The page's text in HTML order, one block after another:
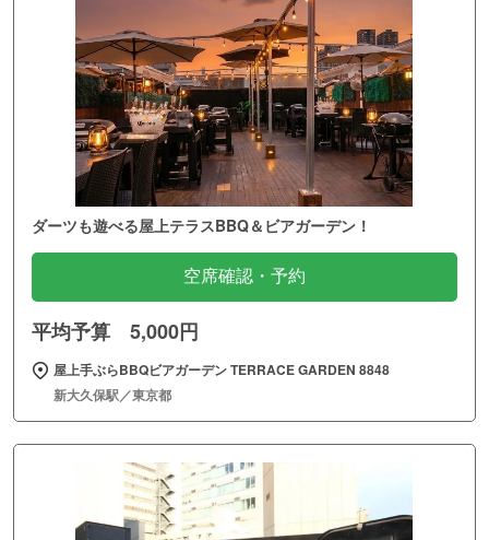
ダーツも遊べる屋上テラスBBQ＆ビアガーデン！
空席確認・予約
平均予算 5,000円
屋上手ぶらBBQビアガーデン TERRACE GARDEN 8848
新大久保駅／東京都